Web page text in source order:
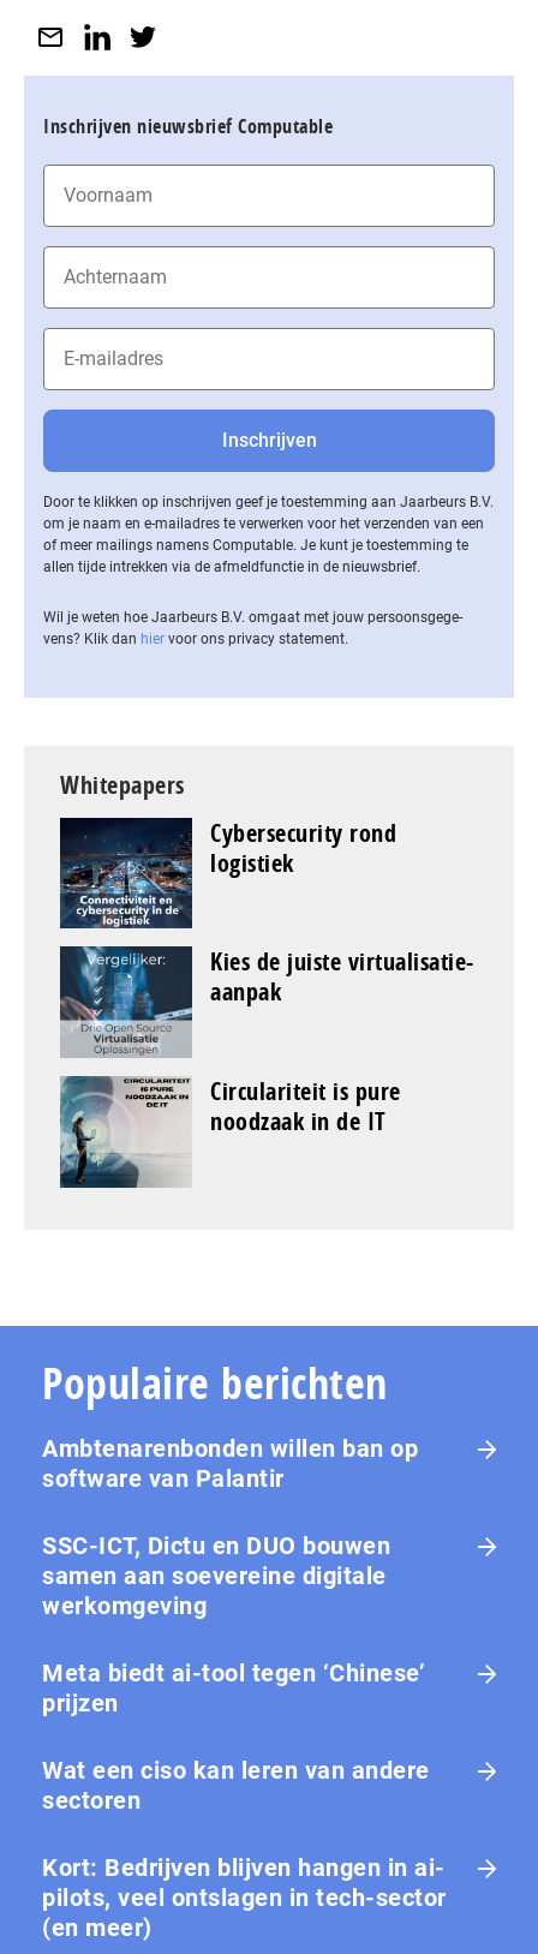
Inschrijven nieuwsbrief Computable
Door te klikken op inschrijven geef je toestemming aan Jaarbeurs B.V.
om je naam en e-mailadres te verwerken voor het verzenden van een
of meer mailings namens Computable. Je kunt je toestemming te
allen tijde intrekken via de af­meld­func­tie in de nieuwsbrief.
Wil je weten hoe Jaarbeurs B.V. omgaat met jouw per­soons­ge­ge­
vens? Klik dan hier voor ons privacy statement.
Whitepapers
Cybersecurity rond
logistiek
Kies de juiste virtualisatie-
aanpak
Circulariteit is pure
noodzaak in de IT
Populaire berichten
Ambtenarenbonden willen ban op
software van Palantir
SSC-ICT, Dictu en DUO bouwen
samen aan soevereine digitale
werkomgeving
Meta biedt ai-tool tegen ‘Chinese’
prijzen
Wat een ciso kan leren van andere
sectoren
Kort: Bedrijven blijven hangen in ai-
pilots, veel ontslagen in tech-sector
(en meer)